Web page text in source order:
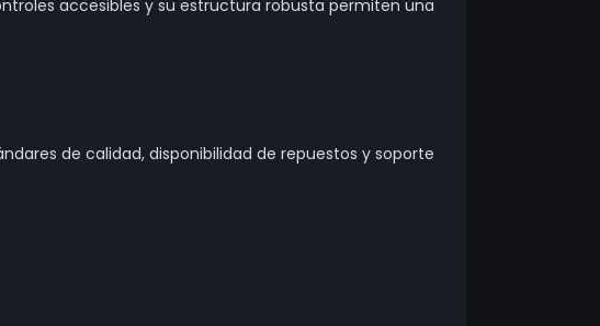
accesibles y su estructura robusta permiten una
de calidad, disponibilidad de repuestos y soporte